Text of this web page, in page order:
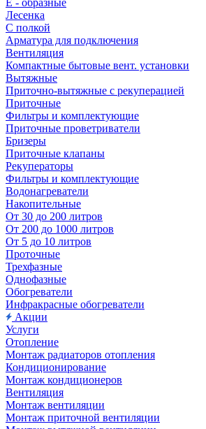
E - образные
Лесенка
С полкой
Арматура для подключения
Вентиляция
Компактные бытовые вент. установки
Вытяжные
Приточно-вытяжные с рекуперацией
Приточные
Фильтры и комплектующие
Приточные проветриватели
Бризеры
Приточные клапаны
Рекуператоры
Фильтры и комплектующие
Водонагреватели
Накопительные
От 30 до 200 литров
От 200 до 1000 литров
От 5 до 10 литров
Проточные
Трехфазные
Однофазные
Обогреватели
Инфракрасные обогреватели
Акции
Услуги
Отопление
Монтаж радиаторов отопления
Кондиционирование
Монтаж кондиционеров
Вентиляция
Монтаж вентиляции
Монтаж приточной вентиляции